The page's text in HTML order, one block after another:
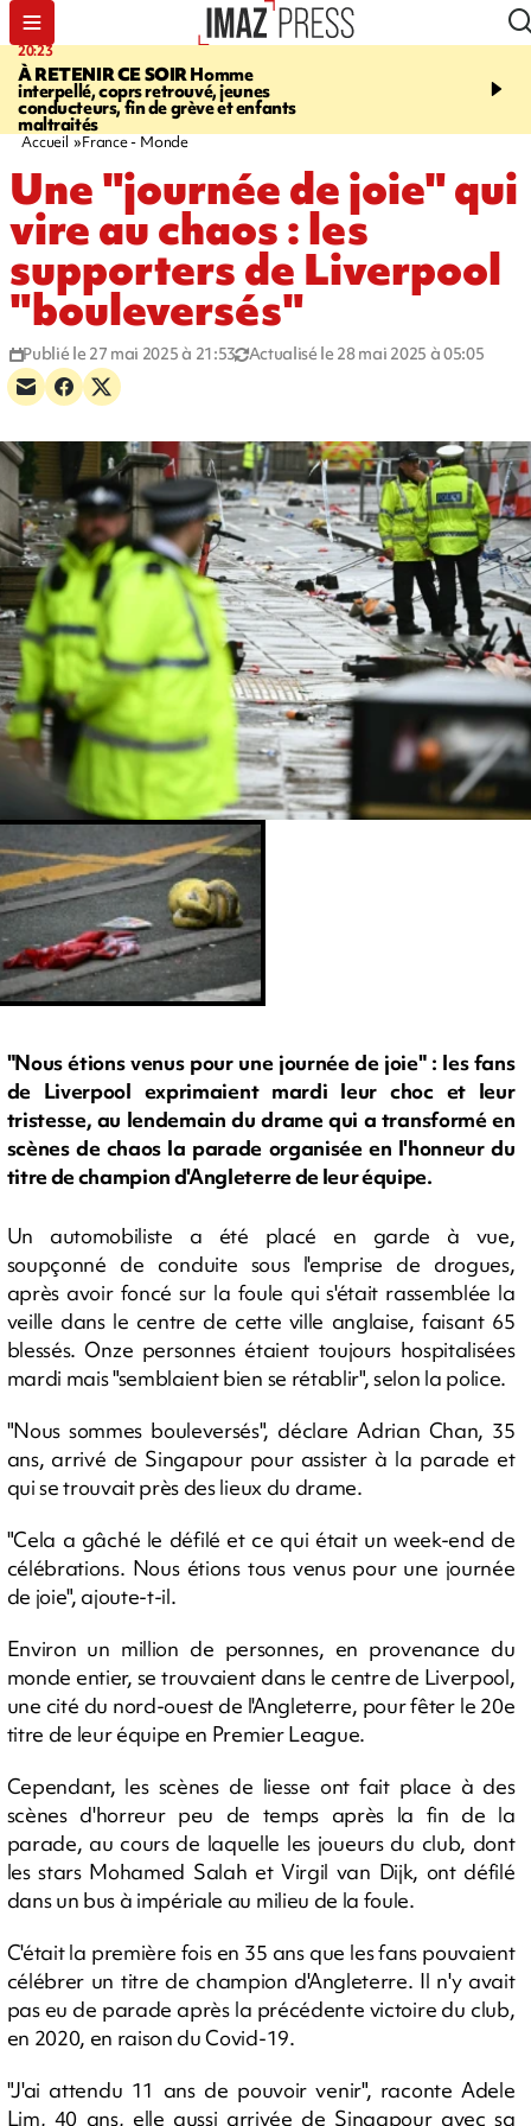
20:23
À RETENIR CE SOIRHomme
interpellé, coprs retrouvé, jeunes
conducteurs, fin de grève et enfants
maltraités
06:04
à La Réunion - des
Accueil France - Monde
Une "journée de joie" qui
vire au chaos : les
supporters de Liverpool
"bouleversés"
Publié le 27 mai 2025 à 21:53 Actualisé le 28 mai 2025 à 05:05
"Nous étions venus pour une journée de joie" : les fans
de Liverpool exprimaient mardi leur choc et leur
tristesse, au lendemain du drame qui a transformé en
scènes de chaos la parade organisée en l'honneur du
titre de champion d'Angleterre de leur équipe.
Un automobiliste a été placé en garde à vue,
soupçonné de conduite sous l'emprise de drogues,
après avoir foncé sur la foule qui s'était rassemblée la
veille dans le centre de cette ville anglaise, faisant 65
blessés. Onze personnes étaient toujours hospitalisées
mardi mais "semblaient bien se rétablir", selon la police.
"Nous sommes bouleversés", déclare Adrian Chan, 35
ans, arrivé de Singapour pour assister à la parade et
qui se trouvait près des lieux du drame.
"Cela a gâché le défilé et ce qui était un week-end de
célébrations. Nous étions tous venus pour une journée
de joie", ajoute-t-il.
Environ un million de personnes, en provenance du
monde entier, se trouvaient dans le centre de Liverpool,
une cité du nord-ouest de l'Angleterre, pour fêter le 20e
titre de leur équipe en Premier League.
Cependant, les scènes de liesse ont fait place à des
scènes d'horreur peu de temps après la fin de la
parade, au cours de laquelle les joueurs du club, dont
les stars Mohamed Salah et Virgil van Dijk, ont défilé
dans un bus à impériale au milieu de la foule.
C'était la première fois en 35 ans que les fans pouvaient
célébrer un titre de champion d'Angleterre. Il n'y avait
pas eu de parade après la précédente victoire du club,
en 2020, en raison du Covid-19.
"J'ai attendu 11 ans de pouvoir venir", raconte Adele
Lim, 40 ans, elle aussi arrivée de Singapour avec sa